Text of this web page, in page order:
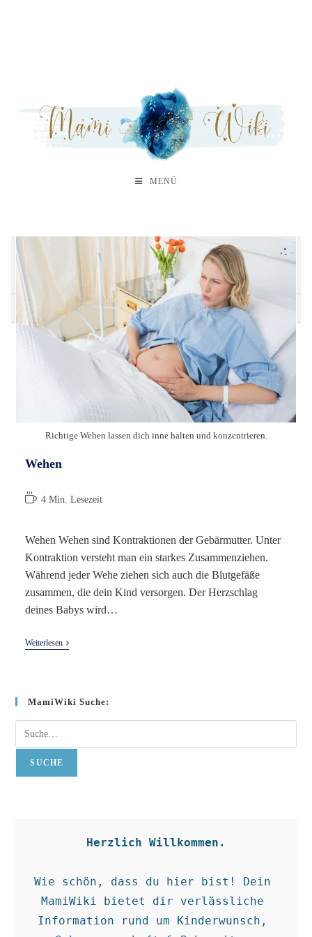
MENÜ
H M O P S V
W Z
We Wi
Richtige Wehen lassen dich inne halten und konzentrieren.
Wehen
Lesedauer:
4 Min. Lesezeit
Wehen Wehen sind Kontraktionen der Gebärmutter. Unter
Kontraktion versteht man ein starkes Zusammenziehen.
Während jeder Wehe ziehen sich auch die Blutgefäße
zusammen, die dein Kind versorgen. Der Herzschlag
deines Babys wird…
WeiterlesenWehen
MamiWiki Suche:
Suche
SUCHE
Herzlich Willkommen.
Wie schön, dass du hier bist! Dein
MamiWiki bietet dir verlässliche
Information rund um Kinderwunsch,